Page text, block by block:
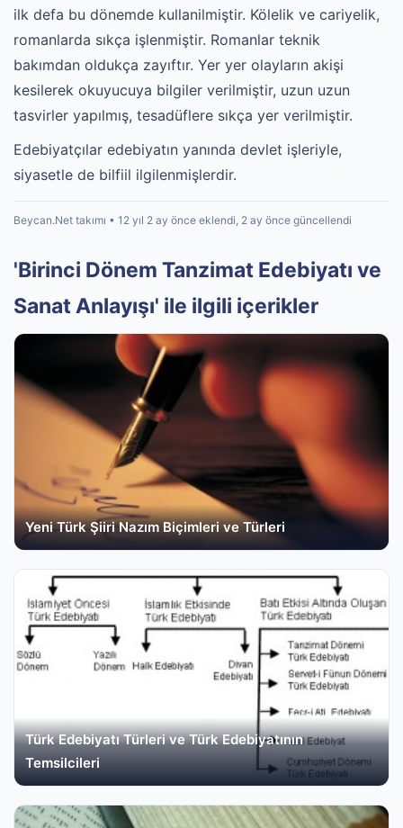
ilk defa bu dönemde kullanilmiştir. Kölelik ve cariyelik,
romanlarda sıkça işlenmiştir. Romanlar teknik
bakımdan oldukça zayıftır. Yer yer olayların akişi
kesilerek okuyucuya bilgiler verilmiştir, uzun uzun
tasvirler yapılmış, tesadüflere sıkça yer verilmiştir.
Edebiyatçılar edebiyatın yanında devlet işleriyle,
siyasetle de bilfiil ilgilenmişlerdir.
Beycan.Net takımı • 12 yıl 2 ay önce eklendi, 2 ay önce güncellendi
'Birinci Dönem Tanzimat Edebiyatı ve
Sanat Anlayışı' ile ilgili içerikler
Yeni Türk Şiiri Nazım Biçimleri ve Türleri
Türk Edebiyatı Türleri ve Türk Edebiyatının
Temsilcileri